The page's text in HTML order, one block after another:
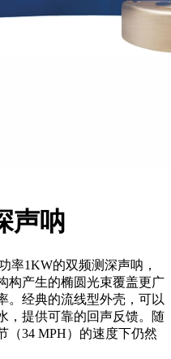
声呐
率1KW的双频测深声呐，
构产生的椭圆光束覆盖更广
。经典的流线型外壳，可以
，提供可靠的回声反馈。随
（34 MPH）的速度下仍然